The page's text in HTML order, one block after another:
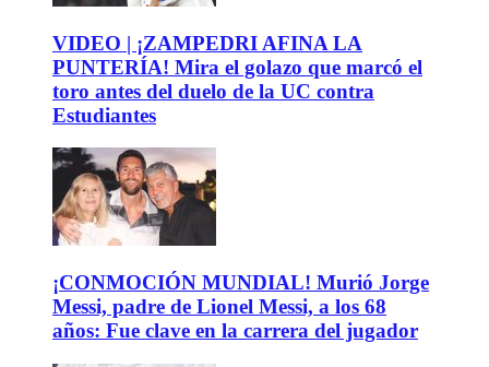
VIDEO | ¡ZAMPEDRI AFINA LA
PUNTERÍA! Mira el golazo que marcó el
toro antes del duelo de la UC contra
Estudiantes
¡CONMOCIÓN MUNDIAL! Murió Jorge
Messi, padre de Lionel Messi, a los 68
años: Fue clave en la carrera del jugador